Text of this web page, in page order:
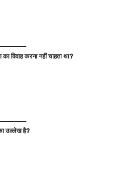
विवाह करना नहीं चाहता था?
उल्लेख है?